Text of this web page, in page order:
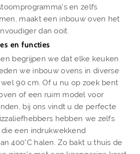
en zelfs
maakt een inbouw oven het
dan ooit.
en functies
begrijpen we dat elke keuken
we inbouw ovens in diverse
90 cm. Of u nu op zoek bent
of een ruim model voor
bij ons vindt u de perfecte
hebben we zelfs
die een indrukwekkend
400°C halen. Zo bakt u thuis de